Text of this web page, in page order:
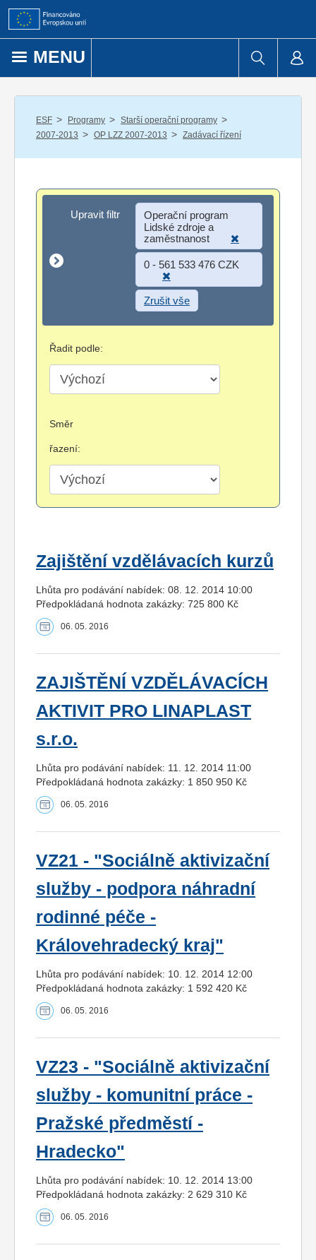
Přejít k obsahu
MENU
ESF / Programy / Starší operační programy /
2007-2013 / OP LZZ 2007-2013 / Zadávací řízení
Upravit filtr
Upravit filtr
Operační program
Lidské zdroje a
zaměstnanost
0 - 561 533 476 CZK
Zrušit vše
Řadit podle:
Směr
řazení:
Zajištění vzdělávacích kurzů
Lhůta pro podávání nabídek: 08. 12. 2014 10:00
Předpokládaná hodnota zakázky: 725 800 Kč
06. 05. 2016
ZAJIŠTĚNÍ VZDĚLÁVACÍCH
AKTIVIT PRO LINAPLAST
s.r.o.
Lhůta pro podávání nabídek: 11. 12. 2014 11:00
Předpokládaná hodnota zakázky: 1 850 950 Kč
06. 05. 2016
VZ21 - "Sociálně aktivizační
služby - podpora náhradní
rodinné péče -
Královehradecký kraj"
Lhůta pro podávání nabídek: 10. 12. 2014 12:00
Předpokládaná hodnota zakázky: 1 592 420 Kč
06. 05. 2016
VZ23 - "Sociálně aktivizační
služby - komunitní práce -
Pražské předměstí -
Hradecko"
Lhůta pro podávání nabídek: 10. 12. 2014 13:00
Předpokládaná hodnota zakázky: 2 629 310 Kč
06. 05. 2016